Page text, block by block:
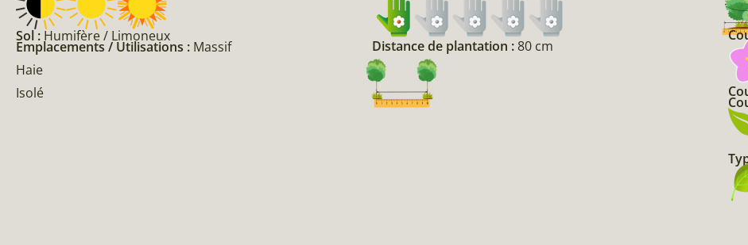
Sol : Humifère / Limoneux
Emplacements / Utilisations : Massif
Haie
Isolé
Distance de plantation :80 cm